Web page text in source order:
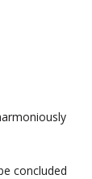
concluded